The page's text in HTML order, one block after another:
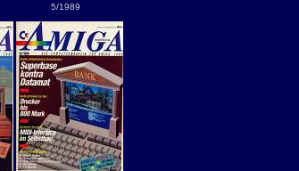
5/1989